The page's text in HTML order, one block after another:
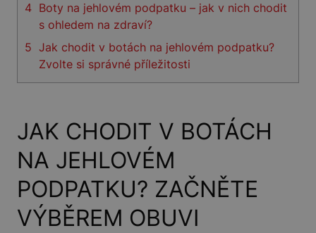
4 Boty na jehlovém podpatku – jak v nich chodit
s ohledem na zdraví?
5 Jak chodit v botách na jehlovém podpatku?
Zvolte si správné příležitosti
JAK CHODIT V BOTÁCH
NA JEHLOVÉM
PODPATKU? ZAČNĚTE
VÝBĚREM OBUVI